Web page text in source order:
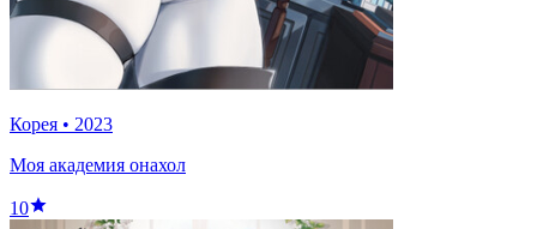
Корея • 2023
Моя академия онахол
10